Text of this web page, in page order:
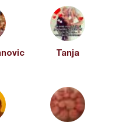
Tanja